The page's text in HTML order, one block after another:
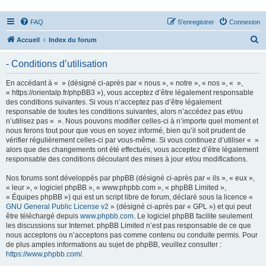
FAQ Connexion
S’enregistrer
Accueil Index du forum
- Conditions d’utilisation
En accédant à « » (désigné ci-après par « nous », « notre », « nos », « »,
« https://orientalp.fr/phpBB3 »), vous acceptez d’être légalement responsable
des conditions suivantes. Si vous n’acceptez pas d’être légalement
responsable de toutes les conditions suivantes, alors n’accédez pas et/ou
n’utilisez pas « ». Nous pouvons modifier celles-ci à n’importe quel moment et
nous ferons tout pour que vous en soyez informé, bien qu’il soit prudent de
vérifier régulièrement celles-ci par vous-même. Si vous continuez d’utiliser « »
alors que des changements ont été effectués, vous acceptez d’être légalement
responsable des conditions découlant des mises à jour et/ou modifications.
Nos forums sont développés par phpBB (désigné ci-après par « ils », « eux »,
« leur », « logiciel phpBB », « www.phpbb.com », « phpBB Limited »,
« Équipes phpBB ») qui est un script libre de forum, déclaré sous la licence «
GNU General Public License v2 » (désigné ci-après par « GPL ») et qui peut
être téléchargé depuis www.phpbb.com. Le logiciel phpBB facilite seulement
les discussions sur Internet. phpBB Limited n’est pas responsable de ce que
nous acceptons ou n’acceptons pas comme contenu ou conduite permis. Pour
de plus amples informations au sujet de phpBB, veuillez consulter :
https://www.phpbb.com/.